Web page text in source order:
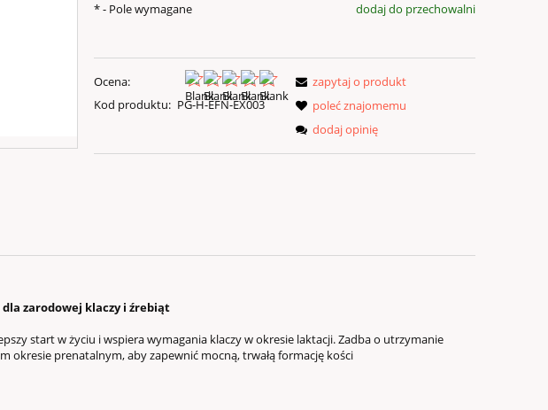
dodaj do przechowalni
*- Pole wymagane
Ocena:
Kod produktu: PG-H-EFN-EX003
zapytaj o produkt
poleć znajomemu
dodaj opinię
zarodowej klaczy i źrebiąt
start w życiu i wspiera wymagania klaczy w okresie laktacji. Zadba o utrzymanie
prenatalnym, aby zapewnić mocną, trwałą formację kości